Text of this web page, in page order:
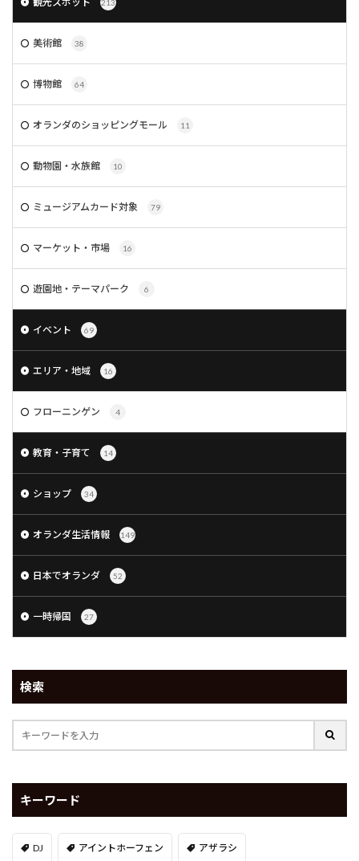
213
美術館 38
博物館 64
オランダのショッピングモール 11
動物園・水族館 10
ミュージアムカード対象 79
マーケット・市場 16
遊園地・テーマパーク 6
イベント 69
エリア・地域 16
フローニンゲン 4
教育・子育て 14
ショップ 34
オランダ生活情報 149
日本でオランダ 52
一時帰国 27
検索
キーワード
DJ アイントホーフェン アザラシ